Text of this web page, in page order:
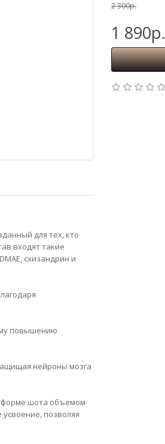
для тех, кто
входят такие
схизандрин и
повышению
нейроны мозга
форме шота объемом
позволяя
2 300р.
1 890р.